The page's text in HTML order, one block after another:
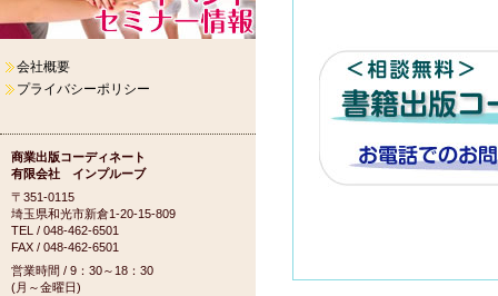
会社概要
プライバシーポリシー
商業出版コーディネート
有限会社 インプルーブ
〒351-0115
埼玉県和光市新倉1-20-15-809
TEL / 048-462-6501
FAX / 048-462-6501
営業時間 / 9：30～18：30
(月～金曜日)